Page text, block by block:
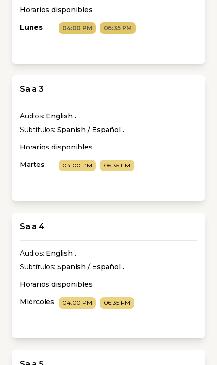
Horarios disponibles:
Lunes
04:00 PM 06:35 PM
Sala 3
Audios: English .
Subtítulos: Spanish / Español .
Horarios disponibles:
Martes
04:00 PM 06:35 PM
Sala 4
Audios: English .
Subtítulos: Spanish / Español .
Horarios disponibles:
Miércoles
04:00 PM 06:35 PM